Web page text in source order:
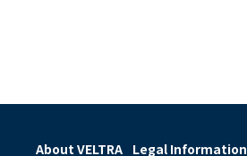
About VELTRA Legal Information